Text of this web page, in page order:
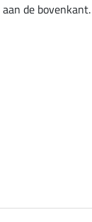
de